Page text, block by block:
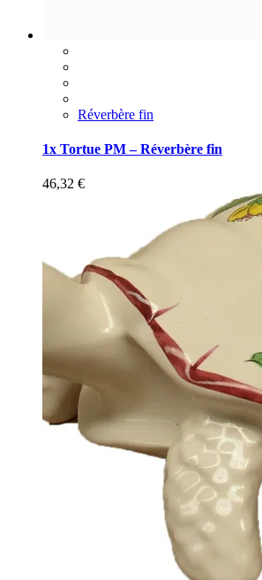
Réverbère fin
1x Tortue PM – Réverbère fin
46,32 €